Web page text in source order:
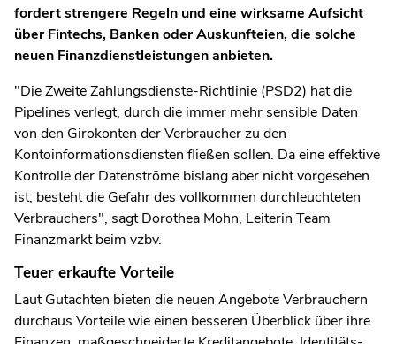
fordert strengere Regeln und eine wirksame Aufsicht
über Fintechs, Banken oder Auskunfteien, die solche
neuen Finanzdienstleistungen anbieten.
"Die Zweite Zahlungsdienste-Richtlinie (PSD2) hat die
Pipelines verlegt, durch die immer mehr sensible Daten
von den Girokonten der Verbraucher zu den
Kontoinformationsdiensten fließen sollen. Da eine effektive
Kontrolle der Datenströme bislang aber nicht vorgesehen
ist, besteht die Gefahr des vollkommen durchleuchteten
Verbrauchers", sagt Dorothea Mohn, Leiterin Team
Finanzmarkt beim vzbv.
Teuer erkaufte Vorteile
Laut Gutachten bieten die neuen Angebote Verbrauchern
durchaus Vorteile wie einen besseren Überblick über ihre